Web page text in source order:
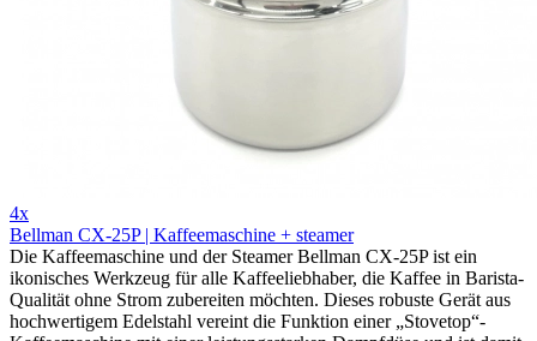
4x
Bellman CX-25P | Kaffeemaschine + steamer
Die Kaffeemaschine und der Steamer Bellman CX-25P ist ein
ikonisches Werkzeug für alle Kaffeeliebhaber, die Kaffee in Barista-
Qualität ohne Strom zubereiten möchten. Dieses robuste Gerät aus
hochwertigem Edelstahl vereint die Funktion einer „Stovetop“-